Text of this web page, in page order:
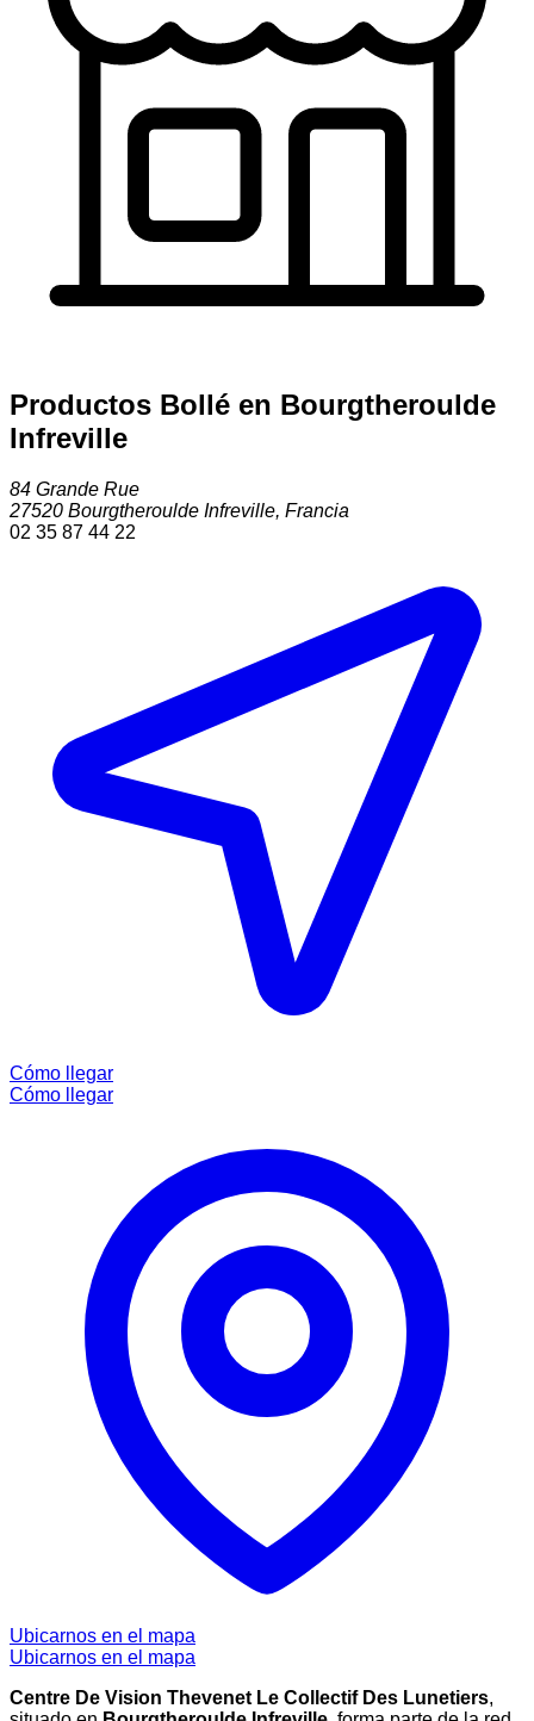
Productos Bollé en Bourgtheroulde
Infreville
84 Grande Rue
27520 Bourgtheroulde Infreville, Francia
02 35 87 44 22
Cómo llegar
Cómo llegar
Ubicarnos en el mapa
Ubicarnos en el mapa
Centre De Vision Thevenet Le Collectif Des Lunetiers,